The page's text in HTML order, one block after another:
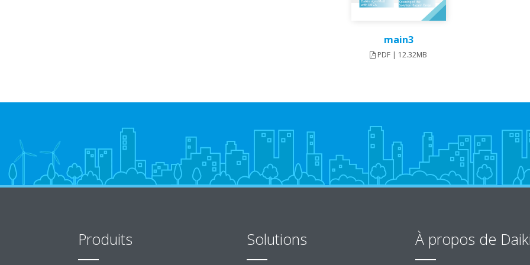
main3
PDF | 12.32MB
Produits Solutions À propos de